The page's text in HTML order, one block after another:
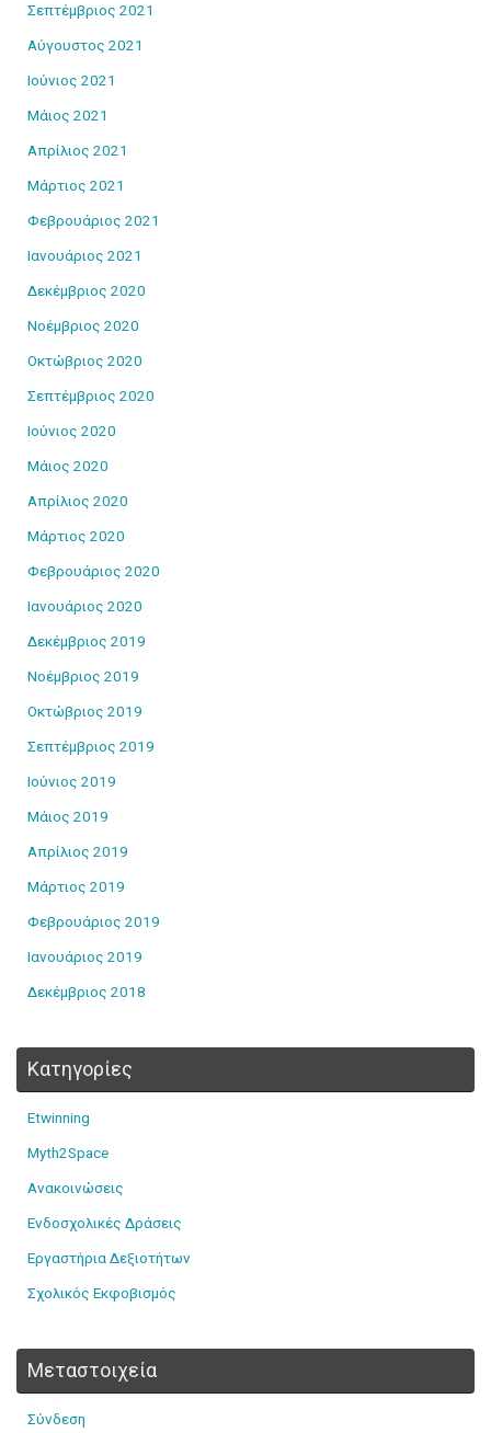
Σεπτέμβριος 2021
Αύγουστος 2021
Ιούνιος 2021
Μάιος 2021
Απρίλιος 2021
Μάρτιος 2021
Φεβρουάριος 2021
Ιανουάριος 2021
Δεκέμβριος 2020
Νοέμβριος 2020
Οκτώβριος 2020
Σεπτέμβριος 2020
Ιούνιος 2020
Μάιος 2020
Απρίλιος 2020
Μάρτιος 2020
Φεβρουάριος 2020
Ιανουάριος 2020
Δεκέμβριος 2019
Νοέμβριος 2019
Οκτώβριος 2019
Σεπτέμβριος 2019
Ιούνιος 2019
Μάιος 2019
Απρίλιος 2019
Μάρτιος 2019
Φεβρουάριος 2019
Ιανουάριος 2019
Δεκέμβριος 2018
Kατηγορίες
Etwinning
Myth2Space
Ανακοινώσεις
Ενδοσχολικές Δράσεις
Εργαστήρια Δεξιοτήτων
Σχολικός Εκφοβισμός
Μεταστοιχεία
Σύνδεση